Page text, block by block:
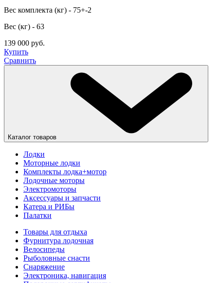
Вес комплекта (кг) - 75+-2
Вес (кг) - 63
139 000 руб.
Купить
Сравнить
Каталог товаров
Лодки
Моторные лодки
Комплекты лодка+мотор
Лодочные моторы
Электромоторы
Аксессуары и запчасти
Катера и РИБы
Палатки
Товары для отдыха
Фурнитура лодочная
Велосипеды
Рыболовные снасти
Снаряжение
Электроника, навигация